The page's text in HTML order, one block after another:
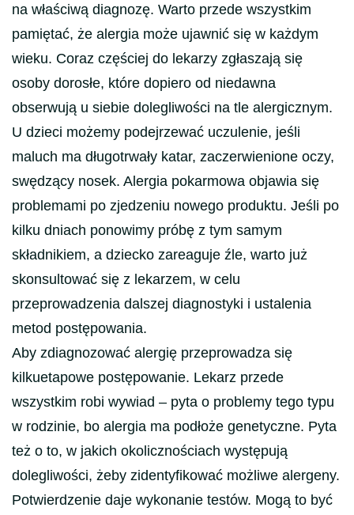
na właściwą diagnozę. Warto przede wszystkim
pamiętać, że alergia może ujawnić się w każdym
wieku. Coraz częściej do lekarzy zgłaszają się
osoby dorosłe, które dopiero od niedawna
obserwują u siebie dolegliwości na tle alergicznym.
U dzieci możemy podejrzewać uczulenie, jeśli
maluch ma długotrwały katar, zaczerwienione oczy,
swędzący nosek. Alergia pokarmowa objawia się
problemami po zjedzeniu nowego produktu. Jeśli po
kilku dniach ponowimy próbę z tym samym
składnikiem, a dziecko zareaguje źle, warto już
skonsultować się z lekarzem, w celu
przeprowadzenia dalszej diagnostyki i ustalenia
metod postępowania.
Aby zdiagnozować alergię przeprowadza się
kilkuetapowe postępowanie. Lekarz przede
wszystkim robi wywiad – pyta o problemy tego typu
w rodzinie, bo alergia ma podłoże genetyczne. Pyta
też o to, w jakich okolicznościach występują
dolegliwości, żeby zidentyfikować możliwe alergeny.
Potwierdzenie daje wykonanie testów. Mogą to być